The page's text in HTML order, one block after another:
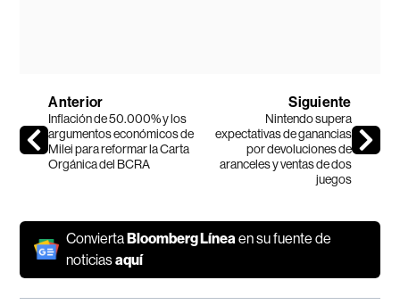
Anterior
Inflación de 50.000% y los
argumentos económicos de
Milei para reformar la Carta
Orgánica del BCRA
Siguiente
Nintendo supera
expectativas de ganancias
por devoluciones de
aranceles y ventas de dos
juegos
ConviertaBloomberg Línea en su fuente de
noticiasaquí